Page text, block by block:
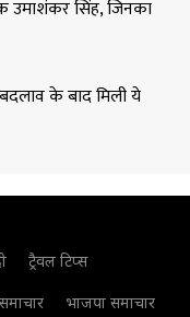
उमाशंकर सिंह, जिनका
के बाद मिली ये
ट्रैवल टिप्स
भाजपा समाचार